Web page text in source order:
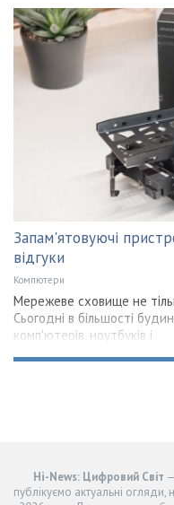
Запам'ятовуючі
відгуки
Компютери
Мережеве сховище не
Сьогодні в більшості
комп'ютерів, ноутбуків і
Hi-News: Цифровий Світ
публікуємо актуальні огляди,